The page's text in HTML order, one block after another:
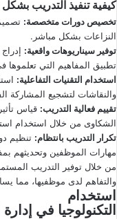
كيفية تنفيذ التدريب
تخصيص دورات متخصصة:
النزاعات بشكل مباشر.
توفير سيناريوهات واقعية:
تطبيق المفاهيم التي
استخدام التقنيات التفاعلية:
والنقاشات لتشجيع المشاركة
تقييم فعالية التدريب: قياس
الشكاوى من خلال استخدام
تكرار التدريب بانتظام: تنظيم
مهارات الموظفين وتحديثهم
من خلال توفير التدريب
والتفاهم لدى موظفيها، مما
استخدام
التكنولوجيا في